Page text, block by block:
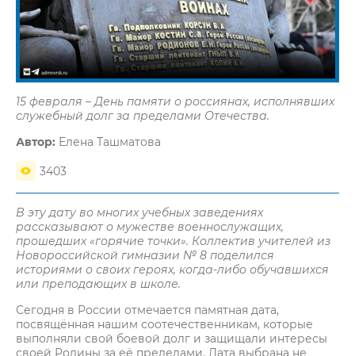
15 февраля – День памяти о россиянах, исполнявших
служебный долг за пределами Отечества.
Автор: Елена Ташматова
3403
В эту дату во многих учебных заведениях
рассказывают о мужестве военнослужащих,
прошедших «горячие точки». Коллектив учителей из
Новороссийской гимназии № 8 поделился
историями о своих героях, когда-либо обучавшихся
или преподающих в школе.
Сегодня в России отмечается памятная дата,
посвящённая нашим соотечественникам, которые
выполняли свой боевой долг и защищали интересы
своей Родины за её пределами. Дата выбрана не